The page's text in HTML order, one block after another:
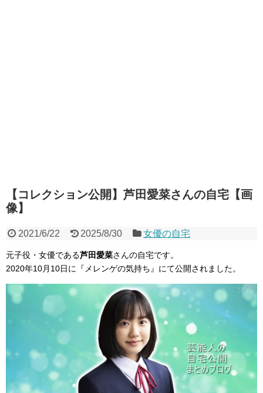
【コレクション公開】芦田愛菜さんの自宅【画
像】
2021/6/22 2025/8/30 女優の自宅
元子役・女優である芦田愛菜さんの自宅です。
2020年10月10日に『メレンゲの気持ち』にて公開されました。